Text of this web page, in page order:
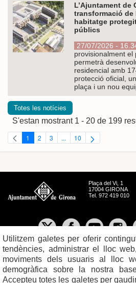
L’Ajuntament de
transformació de
habitatge
públics
27/07/2026 -
provisionalment el
permetrà
residencial amb
protecció oficial,
plaça i un nou
Totes les notícies
S'estan mostrant 1 - 20 de 199
Pàgina
1 Pàgina
2 Pàgina
3 ...Pàgines intermèdies
Pàgina
10
Plaça del Vi, 1
17004 GIRONA
Tel. 972 419 010
Utilitzem galetes per oferir
tendències, administrar el lloc
moviments dels usuaris al lloc
demogràfica sobre la nostra
Accepteu totes les galetes per